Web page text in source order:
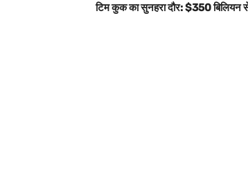
टिम कुक का सुनहरा दौर: $350